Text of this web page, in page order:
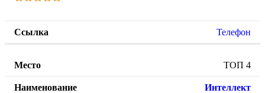
Телефон
ТОП 4
Интеллект